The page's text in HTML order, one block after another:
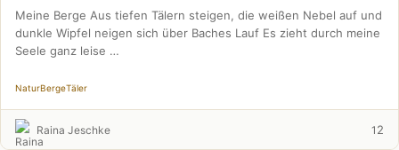
Meine Berge Aus tiefen Tälern steigen, die weißen Nebel auf und
dunkle Wipfel neigen sich über Baches Lauf Es zieht durch meine
Seele ganz leise …
NaturBergeTäler
Raina Jeschke 1 2